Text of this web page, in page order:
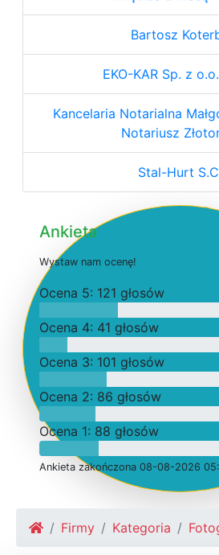
Bartosz
EKO-KAR Sp. z
Kancelaria Notarialna
Notariusz
Stal-Hurt
Ankieta
Wystaw nam ocenę!
Ocena 5: 121 głosów
Ocena 4: 41 głosów
Ocena 3: 101 głosów
Ocena 2: 86 głosów
Ocena 1: 88 głosów
Ankieta zakończona 08-08-2026
Firmy Kategoria